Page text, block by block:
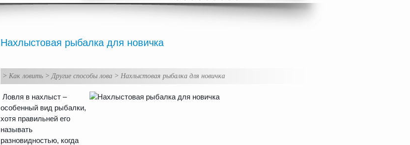
Нахлыстовая рыбалка для новичка
> Как ловить > Другие способы лова > Нахлыстовая рыбалка для новичка
Ловля в нахлыст –
особенный вид рыбалки,
хотя правильней его
называть
разновидностью, когда